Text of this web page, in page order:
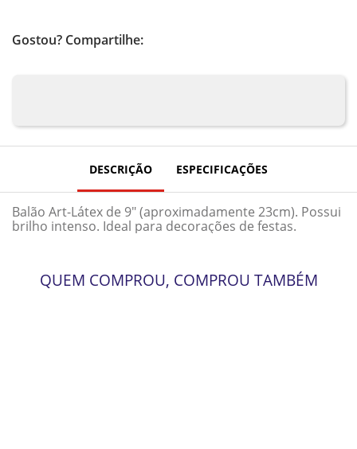
Gostou? Compartilhe:
DESCRIÇÃO ESPECIFICAÇÕES
Balão Art-Látex de 9" (aproximadamente 23cm). Possui
brilho intenso. Ideal para decorações de festas.
QUEM COMPROU, COMPROU TAMBÉM